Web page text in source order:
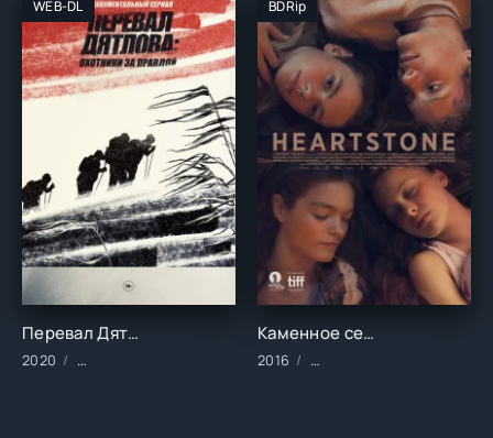
WEB-DL
Перевал Дятлова Охотники за правдой (2020)
2020 Сериалы/2020 год/Зарубежные/Русские
BDRip
Каменное сердце (2016)
2016 Фильмы/Зарубежные/